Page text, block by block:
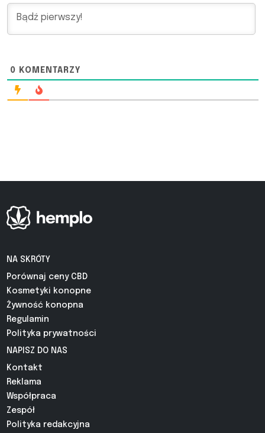
0 KOMENTARZY
NA SKRÓTY
Porównaj ceny CBD
Kosmetyki konopne
Żywność konopna
Regulamin
Polityka prywatności
NAPISZ DO NAS
Kontakt
Reklama
Współpraca
Zespół
Polityka redakcyjna